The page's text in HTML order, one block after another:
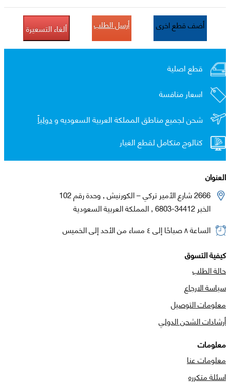
أضف قطع اخرى أرسل الطلب ألغاء التسعيرة
قطع اصلية
اسعار منافسة
شحن لجميع مناطق المملكة العربية السعوديه ودولياً
كتالوج متكامل لقطع الغيار
العنوان
2666 شارع الأمير تركي – الكورنيش , وحدة رقم 102
الخبر 34412-6803 , المملكة العربية السعودية
الساعة ٨ صباحًا إلى ٤ مساء من الأحد إلى الخميس
كيفية التسوق
حالة الطلب
سياسة الارجاع
معلومات التوصيل
أرشادات الشحن الدولي
معلومات
معلومات عنا
اسئلة متكرره